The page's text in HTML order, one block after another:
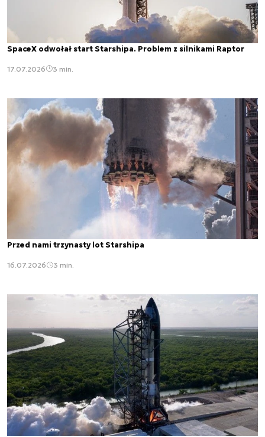
SpaceX odwołał start Starshipa. Problem z silnikami Raptor
17.07.2026 3 min.
Przed nami trzynasty lot Starshipa
16.07.2026 3 min.